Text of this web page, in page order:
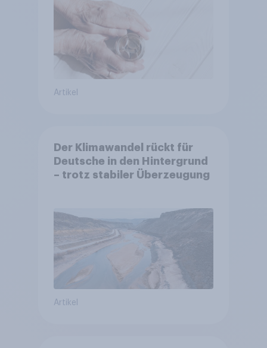
Akzeptanz
Artikel
Der Klimawandel rückt für
Deutsche in den Hintergrund
– trotz stabiler Überzeugung
Artikel